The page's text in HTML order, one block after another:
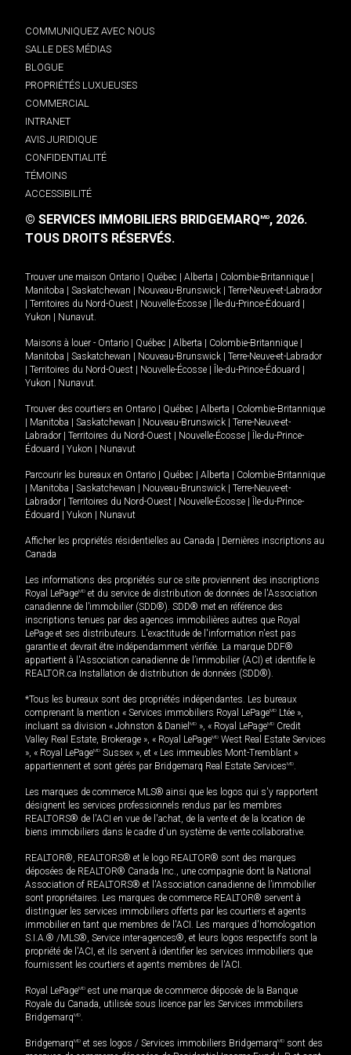
COMMUNIQUEZ AVEC NOUS
SALLE DES MÉDIAS
BLOGUE
PROPRIÉTÉS LUXUEUSES
COMMERCIAL
INTRANET
AVIS JURIDIQUE
CONFIDENTIALITÉ
TÉMOINS
ACCESSIBILITÉ
© SERVICES IMMOBILIERS BRIDGEMARQMD, 2026.
TOUS DROITS RÉSERVÉS.
Trouver une maison Ontario Québec Alberta Colombie-Britannique
Manitoba
Saskatchewan Nouveau-Brunswick
Terre-Neuve-et-Labrador
Territoires du Nord-Ouest Nouvelle-Écosse Île-du-Prince-Édouard
Yukon
Nunavut.
Maisons à louer - Ontario Québec Alberta Colombie-Britannique
Manitoba
Saskatchewan Nouveau-Brunswick
Terre-Neuve-et-Labrador
Territoires du Nord-Ouest Nouvelle-Écosse Île-du-Prince-Édouard
Yukon
Nunavut.
Trouver des courtiers en Ontario Québec Alberta
Colombie-Britannique
Manitoba Saskatchewan Nouveau-Brunswick
Terre-Neuve-et-
Labrador
Territoires du Nord-Ouest Nouvelle-Écosse
Île-du-Prince-
Édouard
Yukon Nunavut
Parcourir les bureaux en Ontario Québec Alberta
Colombie-Britannique
Manitoba Saskatchewan Nouveau-Brunswick
Terre-Neuve-et-
Labrador
Territoires du Nord-Ouest Nouvelle-Écosse
Île-du-Prince-
Édouard
Yukon Nunavut
Afficher les propriétés résidentielles au Canada
Dernières inscriptions au
Canada
Les informations des propriétés sur ce site proviennent des inscriptions
Royal LePageMD et du service de distribution de données de l'Association
canadienne de l’immobilier (SDD®). SDD® met en référence des
inscriptions tenues par des agences immobilières autres que Royal
LePage et ses distributeurs. L'exactitude de l'information n'est pas
garantie et devrait être indépendamment vérifiée. La marque DDF®
appartient à l'Association canadienne de l’immobilier (ACI) et identifie le
REALTOR.ca Installation de distribution de données (SDD®).
*Tous les bureaux sont des propriétés indépendantes. Les bureaux
comprenant la mention « Services immobiliers Royal LePageMD Ltée »,
incluant sa division « Johnston & Daniel MD », « Royal LePageMD Credit
Valley Real Estate, Brokerage », « Royal LePageMD West Real Estate Services
», « Royal LePageMD Sussex », et « Les immeubles Mont-Tremblant »
appartiennent et sont gérés par Bridgemarq Real Estate ServicesMD.
Les marques de commerce MLS® ainsi que les logos qui s'y rapportent
désignent les services professionnels rendus par les membres
REALTORS® de l'ACI en vue de l'achat, de la vente et de la location de
biens immobiliers dans le cadre d'un système de vente collaborative.
REALTOR®, REALTORS® et le logo REALTOR® sont des marques
déposées de REALTOR® Canada Inc., une compagnie dont la National
Association of REALTORS® et l'Association canadienne de l’immobilier
sont propriétaires. Les marques de commerce REALTOR® servent à
distinguer les services immobiliers offerts par les courtiers et agents
immobilier en tant que membres de l'ACI. Les marques d'homologation
S.I.A.® /MLS®, Service inter-agences®, et leurs logos respectifs sont la
propriété de l'ACI, et ils servent à identifier les services immobiliers que
fournissent les courtiers et agents membres de l'ACI.
Royal LePageMD est une marque de commerce déposée de la Banque
Royale du Canada, utilisée sous licence par les Services immobiliers
BridgemarqMD.
BridgemarqMD et ses logos / Services immobiliers BridgemarqMD sont des